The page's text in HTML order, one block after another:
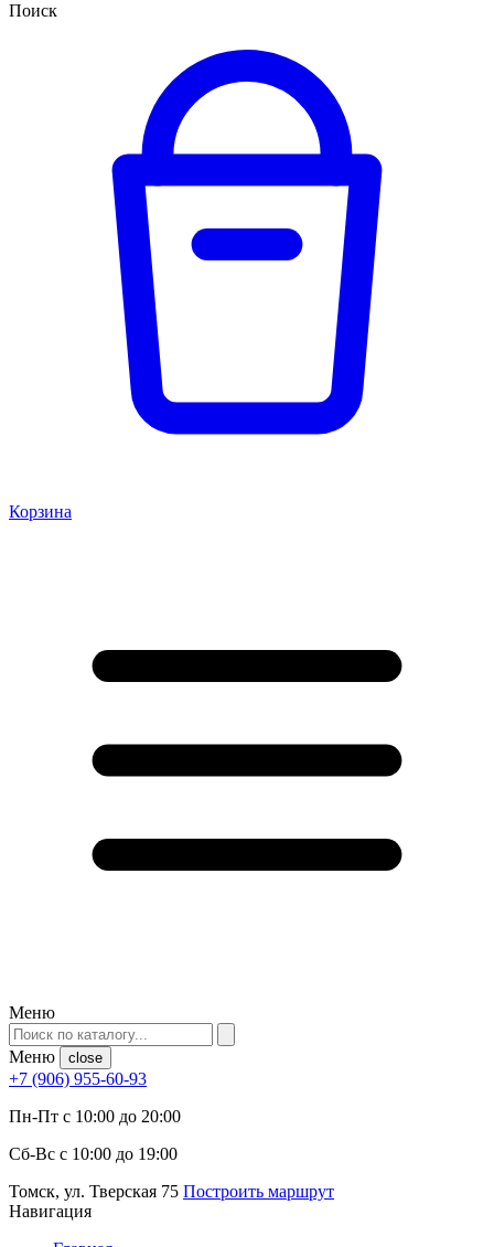
Поиск
Корзина
Меню
Меню close
+7 (906) 955-60-93
Пн-Пт с 10:00 до 20:00
Сб-Вс с 10:00 до 19:00
Томск, ул. Тверская 75 Построить маршрут
Навигация